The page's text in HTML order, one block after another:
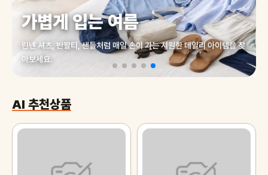
가볍게 입는 여름
린넨 셔츠, 반팔티, 샌들처럼 매일 손이 가는 시원한 데일리 아이템을 찾
아보세요.
AI 추천상품